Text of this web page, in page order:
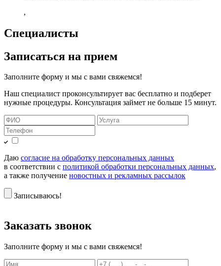
,
Специалисты
Записаться на прием
Заполните форму и мы с вами свяжемся!
Наш специалист проконсультирует вас бесплатно и подберет
нужные процедуры. Консультация займет не больше 15 минут.
Даю согласие на обработку персональных данных
в соответствии с политикой обработки персональных данных,
а также получение новостных и рекламных рассылок
Записываюсь!
Заказать звонок
Заполните форму и мы с вами свяжемся!